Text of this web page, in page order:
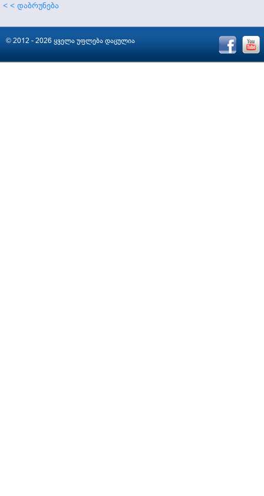
< < დაბრუნება
© 2012 - 2026 ყველა უფლება დაცულია